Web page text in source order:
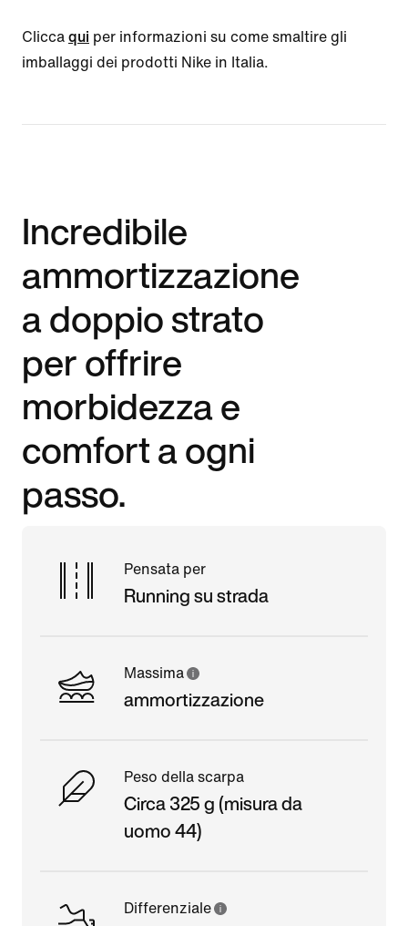
Clicca qui per informazioni su come smaltire gli
imballaggi dei prodotti Nike in Italia.
Incredibile
ammortizzazione
a doppio strato
per offrire
morbidezza e
comfort a ogni
passo.
Pensata per
Running su strada
Massima
ammortizzazione
Peso della scarpa
Circa 325 g (misura da
uomo 44)
Differenziale